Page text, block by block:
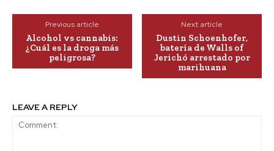
Previous article
Alcohol vs cannabis:
¿Cuál es la droga más
peligrosa?
Next article
Dustin Schoenhofer,
batería de Walls of
Jerichó arrestado por
marihuana
LEAVE A REPLY